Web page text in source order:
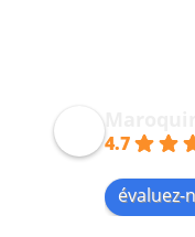
4.7
évaluez-